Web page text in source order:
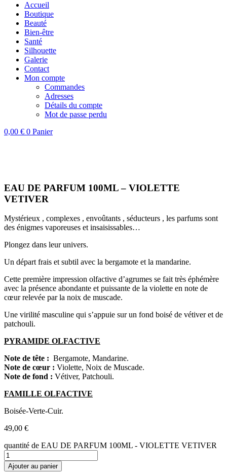
Accueil
Boutique
Beauté
Bien-être
Santé
Silhouette
Galerie
Contact
Mon compte
Commandes
Adresses
Détails du compte
Mot de passe perdu
0,00 € 0 Panier
EAU DE PARFUM 100ML – VIOLETTE
VETIVER
Mystérieux , complexes , envoûtants , séducteurs , les parfums sont
des énigmes vaporeuses et insaisissables…
Plongez dans leur univers.
Un départ frais et subtil avec la bergamote et la mandarine.
Cette première impression olfactive d’agrumes se fait très éphémère
avec la présence abondante et puissante de la violette en note de
cœur relevée par la noix de muscade.
Une virilité masculine qui s’appuie sur un fond boisé de vétiver et de
patchouli.
PYRAMIDE OLFACTIVE
Note de tête : Bergamote, Mandarine.
Note de cœur : Violette, Noix de Muscade.
Note de fond : Vétiver, Patchouli.
FAMILLE OLFACTIVE
Boisée-Verte-Cuir.
49,00 €
quantité de EAU DE PARFUM 100ML - VIOLETTE VETIVER
Ajouter au panier